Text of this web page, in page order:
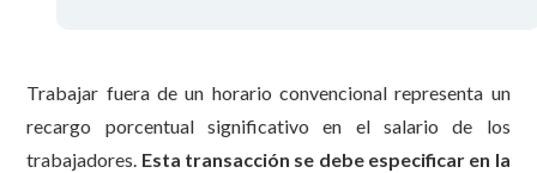
Trabajar fuera de un horario convencional representa un
recargo porcentual significativo en el salario de los
trabajadores. Esta transacción se debe especificar en la